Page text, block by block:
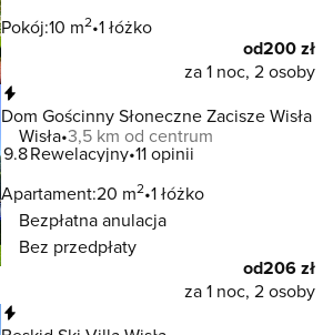
Pokój:10 m2 1 łóżko
od200 zł
za 1 noc, 2 osoby
Dom Gościnny Słoneczne Zacisze Wisła
Wisła 3,5 km od centrum
9.8Rewelacyjny 11 opinii
Apartament:20 m2 1 łóżko
Bezpłatna anulacja
Bez przedpłaty
od206 zł
za 1 noc, 2 osoby